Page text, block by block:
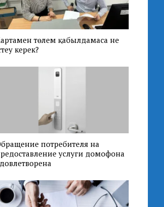
төлем қабылдамаса не
керек?
потребителя на
услуги домофона